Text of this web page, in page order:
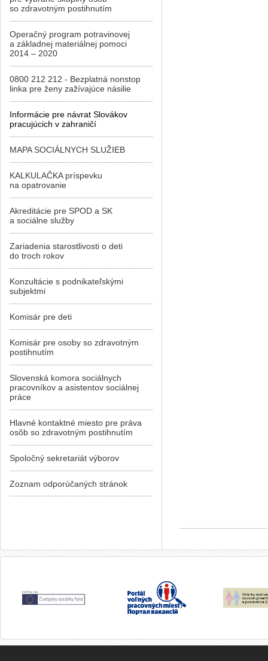
so zdravotným postihnutím
Operačný program potravinovej
a základnej materiálnej pomoci
2014 – 2020
0800 212 212 - Bezplatná nonstop
linka pre ženy zažívajúce násilie
Informácie pre návrat Slovákov
pracujúcich v zahraničí
MAPA SOCIÁLNYCH SLUŽIEB
KALKULAČKA príspevku
na opatrovanie
Akreditácie pre SPOD a SK
a sociálne služby
Zariadenia starostlivosti o deti
do troch rokov
Konzultácie s podnikateľskými
subjektmi
Komisár pre deti
Komisár pre osoby so zdravotným
postihnutím
Slovenská komora sociálnych
pracovníkov a asistentov sociálnej
práce
Hlavné kontaktné miesto pre práva
osôb so zdravotným postihnutím
Spoločný sekretariát výborov
Zoznam odporúčaných stránok